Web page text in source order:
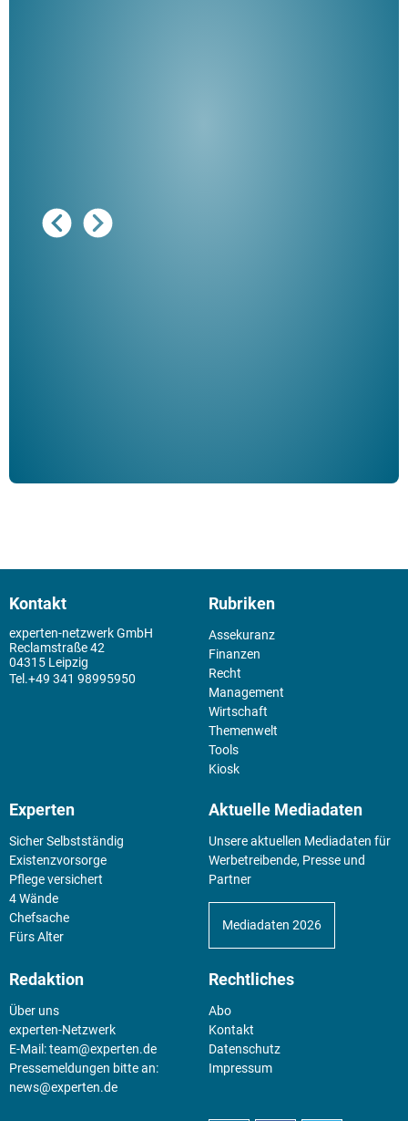
Kontakt
experten-netzwerk GmbH
Reclamstraße 42
04315 Leipzig
+49 341 98995950
Rubriken
Assekuranz
Finanzen
Recht
Management
Wirtschaft
Themenwelt
Tools
Kiosk
Experten
Sicher Selbstständig
Existenz­vorsorge
Pflege versichert
4 Wände
Chefsache
Fürs Alter
Aktuelle Mediadaten
Unsere aktuellen Mediadaten für
Werbetreibende, Presse und
Partner
Mediadaten 2026
Redaktion
Über uns
experten-Netzwerk
E-Mail:team@experten.de
Pressemeldungen bitte an:
news@experten.de
Rechtliches
Abo
Kontakt
Datenschutz
Impressum